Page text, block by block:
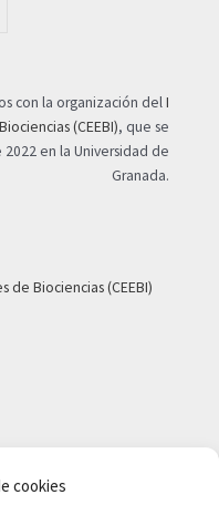
cookies
con la organización delI
(CEEBI), que se
en la Universidad de
Granada.